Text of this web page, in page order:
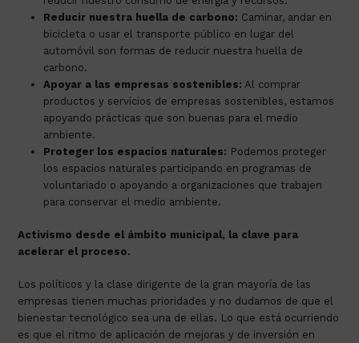
Reducir nuestra huella de carbono: Caminar, andar en
bicicleta o usar el transporte público en lugar del
automóvil son formas de reducir nuestra huella de
carbono.
Apoyar a las empresas sostenibles: Al comprar
productos y servicios de empresas sostenibles, estamos
apoyando prácticas que son buenas para el medio
ambiente.
Proteger los espacios naturales: Podemos proteger
los espacios naturales participando en programas de
voluntariado o apoyando a organizaciones que trabajen
para conservar el medio ambiente.
Activismo desde el ámbito municipal, la clave para
acelerar el proceso.
Los políticos y la clase dirigente de la gran mayoría de las
empresas tienen muchas prioridades y no dudamos de que el
bienestar tecnológico sea una de ellas. Lo que está ocurriendo
es que el ritmo de aplicación de mejoras y de inversión en